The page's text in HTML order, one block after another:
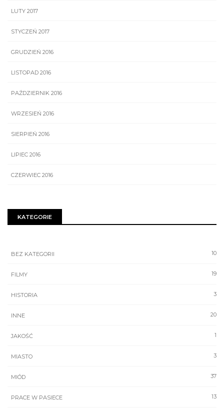
LUTY 2017
STYCZEŃ 2017
GRUDZIEŃ 2016
LISTOPAD 2016
PAŹDZIERNIK 2016
WRZESIEŃ 2016
SIERPIEŃ 2016
LIPIEC 2016
CZERWIEC 2016
KATEGORIE
10
BEZ KATEGORII
19
FILMY
3
HISTORIA
20
INNE
1
JAKOŚĆ
3
MIASTO
37
MIÓD
13
PRACE W PASIECE